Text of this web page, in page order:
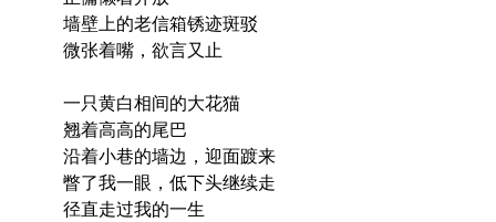
墙壁上的老信箱锈迹斑驳
微张着嘴，欲言又止
一只黄白相间的大花猫
翘着高高的尾巴
沿着小巷的墙边，迎面踱来
瞥了我一眼，低下头继续走
径直走过我的一生